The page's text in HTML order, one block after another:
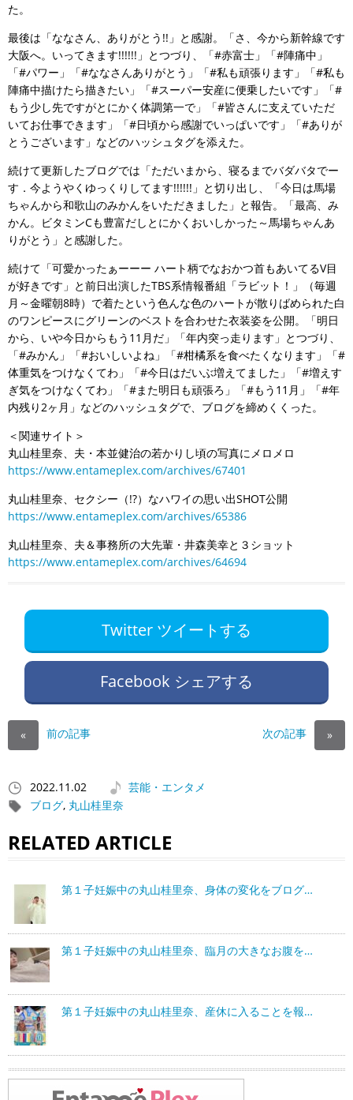
た。
最後は「ななさん、ありがとう!!」と感謝。「さ、今から新幹線です
大阪へ。いってきます!!!!!!」とつづり、「#赤富士」「#陣痛中」
「#パワー」「#ななさんありがとう」「#私も頑張ります」「#私も
陣痛中描けたら描きたい」「#スーパー安産に便乗したいです」「#
もう少し先ですがとにかく体調第一で」「#皆さんに支えていただ
いてお仕事できます」「#日頃から感謝でいっぱいです」「#ありが
とうございます」などのハッシュタグを添えた。
続けて更新したブログでは「ただいまから、寝るまでバダバタでー
す．今ようやくゆっくりしてます!!!!!!」と切り出し、「今日は馬場
ちゃんから和歌山のみかんをいただきました」と報告。「最高、み
かん。ビタミンCも豊富だしとにかくおいしかった～馬場ちゃんあ
りがとう」と感謝した。
続けて「可愛かったぁーーー ハート柄でなおかつ首もあいてるV目
が好きです」と前日出演したTBS系情報番組「ラビット！」（毎週
月～金曜朝8時）で着たという色んな色のハートが散りばめられた白
のワンピースにグリーンのベストを合わせた衣装姿を公開。「明日
から、いや今日からもう11月だ」「年内突っ走ります」とつづり、
「#みかん」「#おいしいよね」「#柑橘系を食べたくなります」「#
体重気をつけなくてわ」「#今日はだいぶ増えてました」「#増えす
ぎ気をつけなくてわ」「#また明日も頑張ろ」「#もう11月」「#年
内残り2ヶ月」などのハッシュタグで、ブログを締めくくった。
＜関連サイト＞
丸山桂里奈、夫・本並健治の若かりし頃の写真にメロメロ
https://www.entameplex.com/archives/67401
丸山桂里奈、セクシー（!?）なハワイの思い出SHOT公開
https://www.entameplex.com/archives/65386
丸山桂里奈、夫＆事務所の大先輩・井森美幸と３ショット
https://www.entameplex.com/archives/64694
Twitter ツイートする
Facebook シェアする
« 前の記事 次の記事 »
2022.11.02
芸能・エンタメ
ブログ, 丸山桂里奈
RELATED ARTICLE
第１子妊娠中の丸山桂里奈、身体の変化をブログ…
第１子妊娠中の丸山桂里奈、臨月の大きなお腹を…
第１子妊娠中の丸山桂里奈、産休に入ることを報…